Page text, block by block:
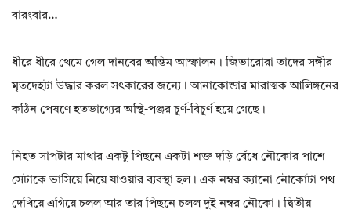
বারংবার…
ধীরে ধীরে থেমে গেল দানবের অন্তিম আস্ফালন। জিভারোরা তাদের সঙ্গীর
মৃতদেহটা উদ্ধার করল সৎকারের জন্যে। আনাকোন্ডার মারাত্মক আলিঙ্গনের
কঠিন পেষণে হতভাগ্যের অস্থি-পঞ্জর চূর্ণ-বিচূর্ণ হয়ে গেছে।
নিহত সাপটার মাথার একটু পিছনে একটা শক্ত দড়ি বেঁধে নৌকোর পাশে
সেটাকে ভাসিয়ে নিয়ে যাওয়ার ব্যবস্থা হল। এক নম্বর ক্যানো নৌকোটা পথ
দেখিয়ে এগিয়ে চলল আর তার পিছনে চলল দুই নম্বর নৌকো। দ্বিতীয়